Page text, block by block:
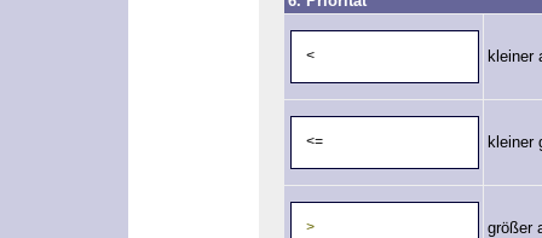
< kleiner
<= kleiner
> größer